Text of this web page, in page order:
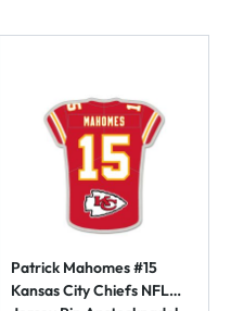
Patrick Mahomes #15
Kansas City Chiefs NFL